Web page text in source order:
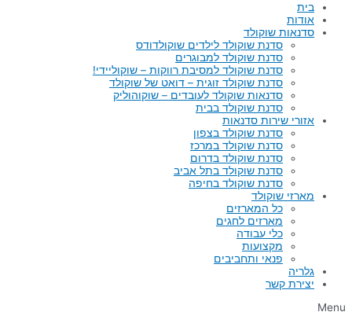
בית
אודות
סדנאות שוקולד
סדנת שוקולד לילדים שוקולדודס
סדנת שוקולד למבוגרים
סדנת שוקולד למסיבת רווקות – שוקוליידי!
סדנת שוקולד זוגית – דואט של שוקולד
סדנאות שוקולד לעובדים – שוקוהוליק
סדנת שוקולד בבית
אזורי שירות סדנאות
סדנת שוקולד בצפון
סדנת שוקולד במרכז
סדנת שוקולד בדרום
סדנת שוקולד בתל אביב
סדנת שוקולד בחיפה
מארזי שוקולד
כל המארזים
מארזים לחגים
כלי עבודה
מקצועות
פנאי ותחביבים
גלריה
יצירת קשר
Menu